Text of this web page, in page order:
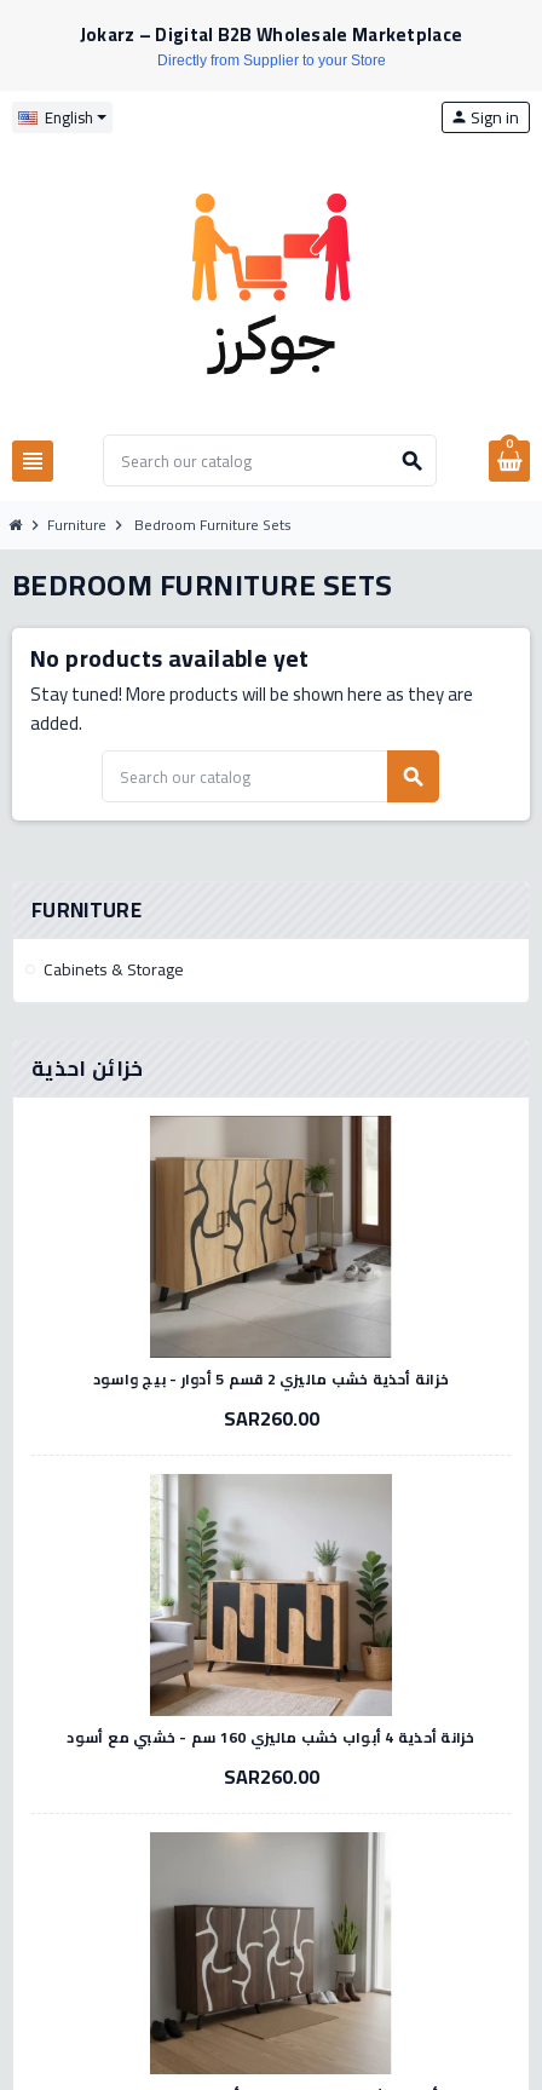
Jokarz – Digital B2B Wholesale Marketplace
Directly from Supplier to your Store
English
view_headline search
person Sign in
0
chevron_right Furniture chevron_right Bedroom Furniture Sets
FURNITURE
Cabinets & Storage
خزائن احذية
خزانة أحذية خشب ماليزي 2 قسم 5 أدوار - بيج واسود
SAR260.00
خزانة أحذية 4 أبواب خشب ماليزي 160 سم - خشبي مع أسود
SAR260.00
BEDROOM FURNITURE SETS
No products available yet
Stay tuned! More products will be shown here as they are
added.
search